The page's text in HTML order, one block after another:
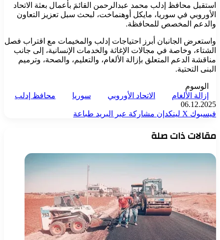
استقبل محافظ إدلب محمد عبدالرحمن القائمَ بأعمال بعثة الاتحاد
الأوروبي في سوريا، مايكل أوهنماخت، لبحث سبل تعزيز التعاون
والدعم المخصص للمحافظة.
واستعرض الجانبان أبرز احتياجات إدلب والمخيمات مع اقتراب فصل
الشتاء، وخاصة في مجالات الإغاثة والخدمات الإنسانية، إلى جانب
مناقشة الدعم المتعلق بإزالة الألغام، والتعليم، والصحة، وترميم
البنى التحتية.
الوسوم
إزالة الألغام
الاتحاد الأوروبي سوريا
محافظ إدلب
06.12.2025
فيسبوك ‫X لينكدإن مشاركة عبر البريد طباعة
مقالات ذات صلة